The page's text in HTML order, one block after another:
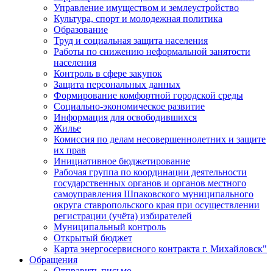
Управление имуществом и землеустройство
Культура, спорт и молодежная политика
Образование
Труд и социальная защита населения
Работы по снижению неформальной занятости
населения
Контроль в сфере закупок
Защита персональных данных
Формирование комфортной городской среды
Социально-экономическое развитие
Информация для освободившихся
Жилье
Комиссия по делам несовершеннолетних и защите
их прав
Инициативное бюджетирование
Рабочая группа по координации деятельности
государственных органов и органов местного
самоуправления Шпаковского муниципального
округа ставропольского края при осуществлении
регистрации (учёта) избирателей
Муниципальный контроль
Открытый бюджет
Карта энергосервисного контракта г. Михайловск"
Обращения